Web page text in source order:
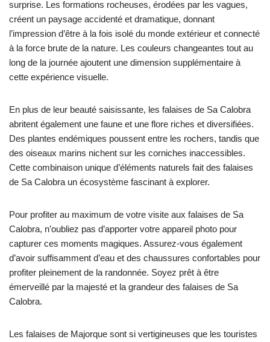
surprise. Les formations rocheuses, érodées par les vagues,
créent un paysage accidenté et dramatique, donnant
l’impression d’être à la fois isolé du monde extérieur et connecté
à la force brute de la nature. Les couleurs changeantes tout au
long de la journée ajoutent une dimension supplémentaire à
cette expérience visuelle.
En plus de leur beauté saisissante, les falaises de Sa Calobra
abritent également une faune et une flore riches et diversifiées.
Des plantes endémiques poussent entre les rochers, tandis que
des oiseaux marins nichent sur les corniches inaccessibles.
Cette combinaison unique d’éléments naturels fait des falaises
de Sa Calobra un écosystème fascinant à explorer.
Pour profiter au maximum de votre visite aux falaises de Sa
Calobra, n’oubliez pas d’apporter votre appareil photo pour
capturer ces moments magiques. Assurez-vous également
d’avoir suffisamment d’eau et des chaussures confortables pour
profiter pleinement de la randonnée. Soyez prêt à être
émerveillé par la majesté et la grandeur des falaises de Sa
Calobra.
Les falaises de Majorque sont si vertigineuses que les touristes